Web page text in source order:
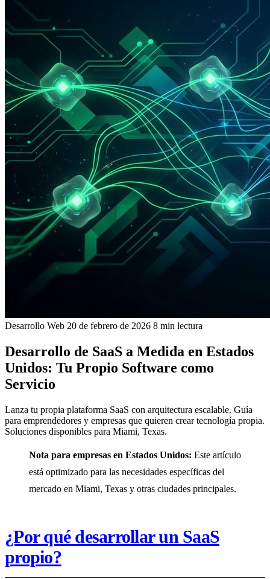
Desarrollo Web 20 de febrero de 2026 8 min lectura
Desarrollo de SaaS a Medida en Estados
Unidos: Tu Propio Software como
Servicio
Lanza tu propia plataforma SaaS con arquitectura escalable. Guía
para emprendedores y empresas que quieren crear tecnología propia.
Soluciones disponibles para Miami, Texas.
Nota para empresas en Estados Unidos: Este artículo
está optimizado para las necesidades específicas del
mercado en Miami, Texas y otras ciudades principales.
¿Por qué desarrollar un SaaS
propio?